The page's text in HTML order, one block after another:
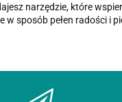
narzędzie, które
w sposób pełen radości i